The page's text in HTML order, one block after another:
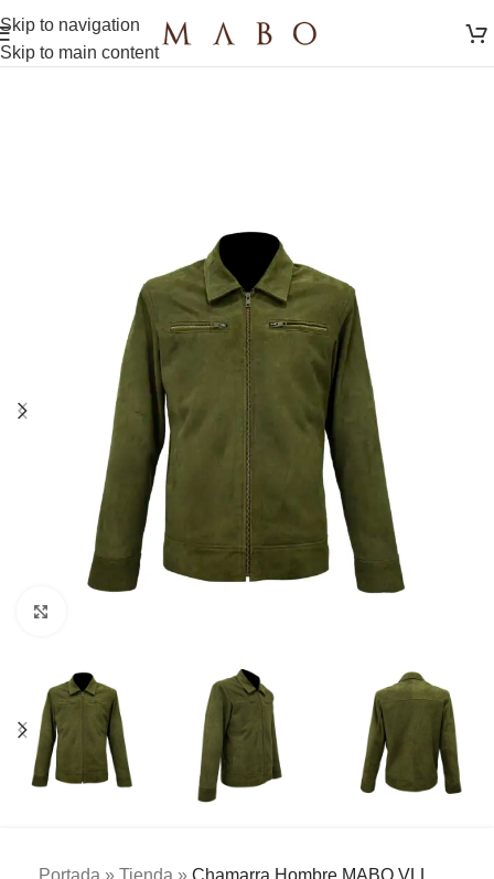
Skip to navigation
Skip to main content